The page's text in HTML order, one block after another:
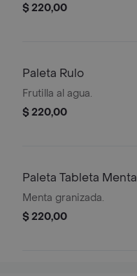
$ 220,00
Paleta Rulo
Frutilla al agua.
$ 220,00
Paleta Tableta Menta
Menta granizada.
$ 220,00